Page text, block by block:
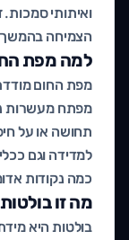
ואיתותי
הצמיחה
למה מפת
מפת החום
מפתח מעשרות
תחושה או על
למדידה וגם
כמה נקודות
מה זו
בולטות היא